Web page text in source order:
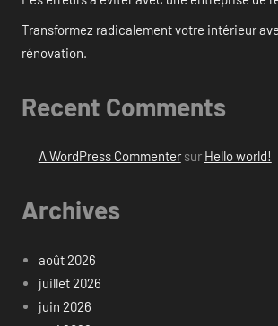
Transformez radicalement votre intérieur
rénovation.
Recent Comments
A WordPress Commentersur Hello world!
Archives
août 2026
juillet 2026
juin 2026